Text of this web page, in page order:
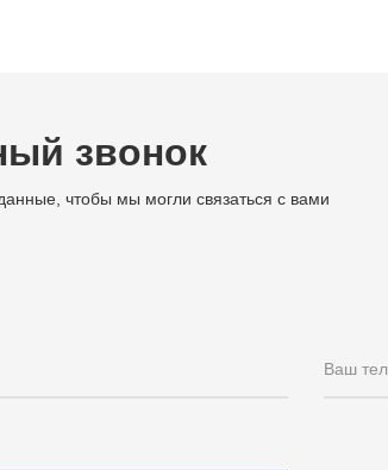
звонок
чтобы мы могли связаться с вами
Ваш